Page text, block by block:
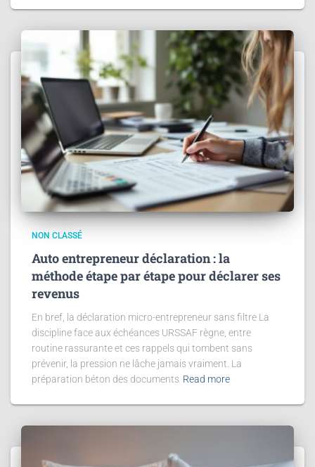
NON CLASSÉ
Auto entrepreneur déclaration : la
méthode étape par étape pour déclarer ses
revenus
En bref, la déclaration micro-entrepreneur sans filtre La
discipline face aux échéances URSSAF règne, entre
routine rassurante et ces rappels qui tombent sans
prévenir, la pression ne lâche jamais vraiment. La
préparation béton des documents Read more